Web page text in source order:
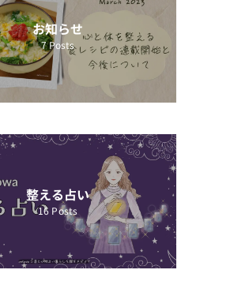
お知らせ
7Posts
整える占い
16 Posts